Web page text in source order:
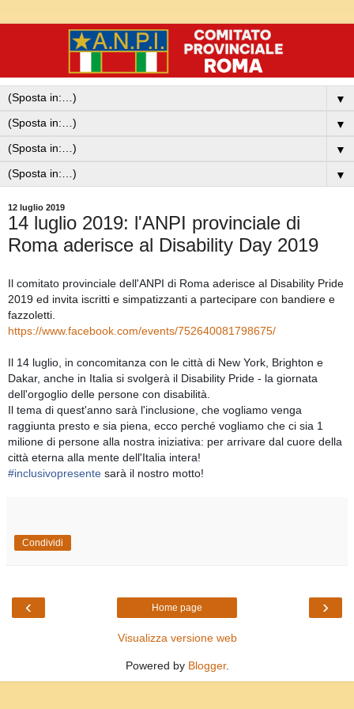
▼
▼
▼
▼
12 luglio 2019
14 luglio 2019: l'ANPI provinciale di
Roma aderisce al Disability Day 2019
Il comitato provinciale dell'ANPI di Roma aderisce al Disability Pride
2019 ed invita iscritti e simpatizzanti a partecipare con bandiere e
fazzoletti.
https://www.facebook.com/events/752640081798675/
Il 14 luglio, in concomitanza con le città di New York, Brighton e
Dakar, anche in Italia si svolgerà il Disability Pride - la giornata
dell'orgoglio delle persone con disabilità.
Il tema di quest'anno sarà l'inclusione, che vogliamo venga
raggiunta presto e sia piena, ecco perché vogliamo che ci sia 1
milione di persone alla nostra iniziativa: per arrivare dal cuore della
città eterna alla mente dell'Italia intera!
#inclusivopresente sarà il nostro motto!
Condividi
‹ ›
Home page
Visualizza versione web
Powered by Blogger.